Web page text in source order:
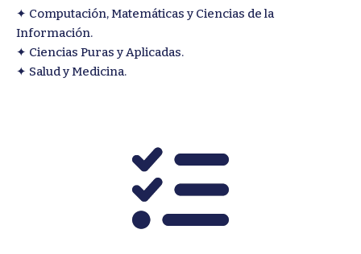
✦ Computación, Matemáticas y Ciencias de la
Información.
✦ Ciencias Puras y Aplicadas.
✦ Salud y Medicina.